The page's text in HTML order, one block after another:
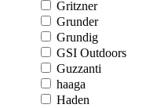
Gritzner
Grunder
Grundig
GSI Outdoors
Guzzanti
haaga
Haden